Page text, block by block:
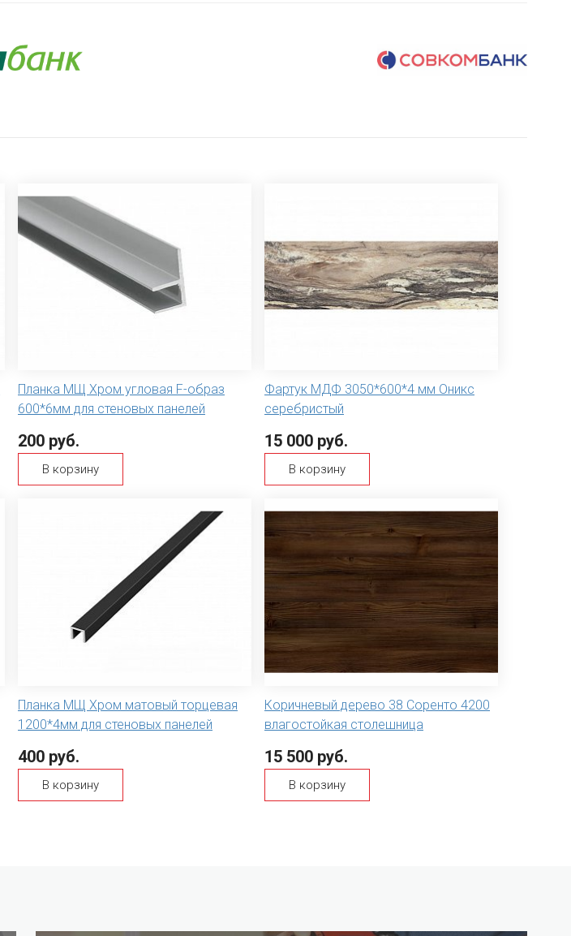
Планка МЩ Хром угловая F-образ
600*6мм для стеновых панелей
200 руб.
В корзину
Фартук МДФ 3050*600*4 мм Оникс
серебристый
15 000 руб.
В корзину
Планка МЩ Хром матовый торцевая
1200*4мм для стеновых панелей
400 руб.
В корзину
Коричневый дерево 38 Соренто 4200
влагостойкая столешница
15 500 руб.
В корзину